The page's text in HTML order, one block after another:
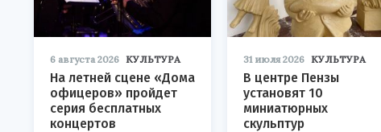
6 августа 2026 КУЛЬТУРА
На летней сцене «Дома
офицеров» пройдет
серия бесплатных
концертов
31 июля 2026 КУЛЬТУРА
В центре Пензы
установят 10
миниатюрных
скульптур